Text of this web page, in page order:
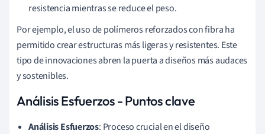
resistencia mientras se reduce el peso.
Por ejemplo, el uso de polímeros reforzados con fibra ha
permitido crear estructuras más ligeras y resistentes. Este
tipo de innovaciones abren la puerta a diseños más audaces
y sostenibles.
Análisis Esfuerzos - Puntos clave
Análisis Esfuerzos: Proceso crucial en el diseño